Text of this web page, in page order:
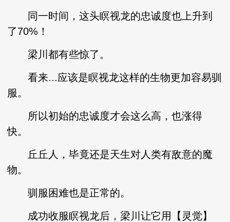
同一时间，这头瞑视龙的忠诚度也上升到
了70%！
梁川都有些惊了。
看来...应该是瞑视龙这样的生物更加容易驯
服。
所以初始的忠诚度才会这么高，也涨得
快。
丘丘人，毕竟还是天生对人类有敌意的魔
物。
驯服困难也是正常的。
成功收服瞑视龙后，梁川让它用【灵觉】